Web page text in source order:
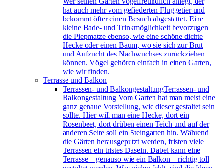
hat auch mehr vom gefiederten Fluggetier und
bekommt öfter einen Besuch abgestattet. Eine
kleine Bade- und Trinkmöglichkeit bevorzugen
die Piepmatze ebenso, wie eine schöne dichte
Hecke oder einen Baum, wo sie sich zur Brut
und Aufzucht des Nachwuchses zurückziehen
können. Vögel gehören einfach in einen Garten,
wie wir finden.
Terrasse und Balkon
Terrassen- und BalkongestaltungTerrassen- und
Balkongestaltung Vom Garten hat man meist eine
ganz genaue Vorstellung, wie dieser gestaltet sein
sollte. Hier will man eine Hecke, dort ein
Rosenbeet, dort drüben einen Teich und auf der
anderen Seite soll ein Steingarten hin. Während
die Gärten herausgeputzt werden, fristen viele
Terrassen ein tristes Dasein. Dabei kann eine
Terrasse – genauso wie ein Balkon – richtig toll